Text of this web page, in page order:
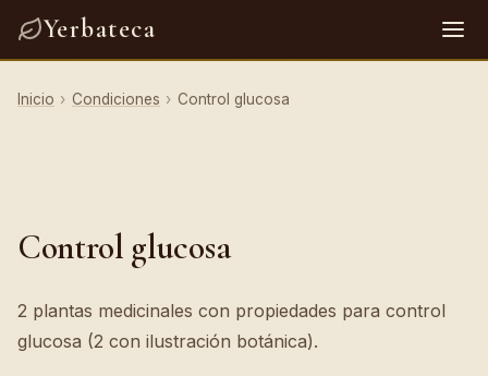
Yerbateca
Inicio › Condiciones › Control glucosa
Control glucosa
2 plantas medicinales con propiedades para control
glucosa (2 con ilustración botánica).